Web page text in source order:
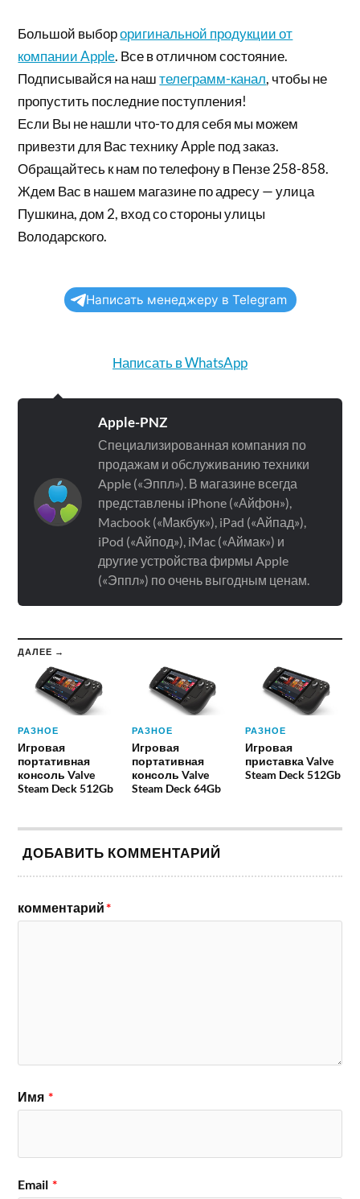
Большой выбороригинальной продукции от
компании Apple. Все в отличном состояние.
Подписывайся на наштелеграмм-канал, чтобы не
пропустить последние поступления!
Если Вы не нашли что-то для себя мы можем
привезти для Вас технику Apple под заказ.
Обращайтесь к нам по телефону в Пензе 258-858.
Ждем Вас в нашем магазине по адресу — улица
Пушкина, дом 2, вход со стороны улицы
Володарского.
Написать менеджеру в Telegram
Написать в WhatsApp
Apple-PNZ
Специализированная компания по
продажам и обслуживанию техники
Apple («Эппл»). В магазине всегда
представлены iPhone («Айфон»),
Macbook («Макбук»), iPad («Айпад»),
iPod («Айпод»), iMac («Аймак») и
другие устройства фирмы Apple
(«Эппл») по очень выгодным ценам.
ДАЛЕЕ →
РАЗНОЕ
Игровая
портативная
консоль Valve
Steam Deck 512Gb
РАЗНОЕ
Игровая
портативная
консоль Valve
Steam Deck 64Gb
РАЗНОЕ
Игровая
приставка Valve
Steam Deck 512Gb
ДОБАВИТЬ КОММЕНТАРИЙ
комментарий*
Имя *
Email *